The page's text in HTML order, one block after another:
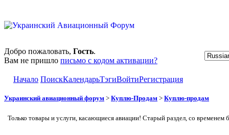
Добро пожаловать, Гость.
Вам не пришло письмо с кодом активации?
Начало ПоискКалендарьТэгиВойтиРегистрация
Украинский авиационный форум > Куплю-Продам > Куплю-продам
Только товары и услуги, касающиеся авиации! Старый раздел, со временем